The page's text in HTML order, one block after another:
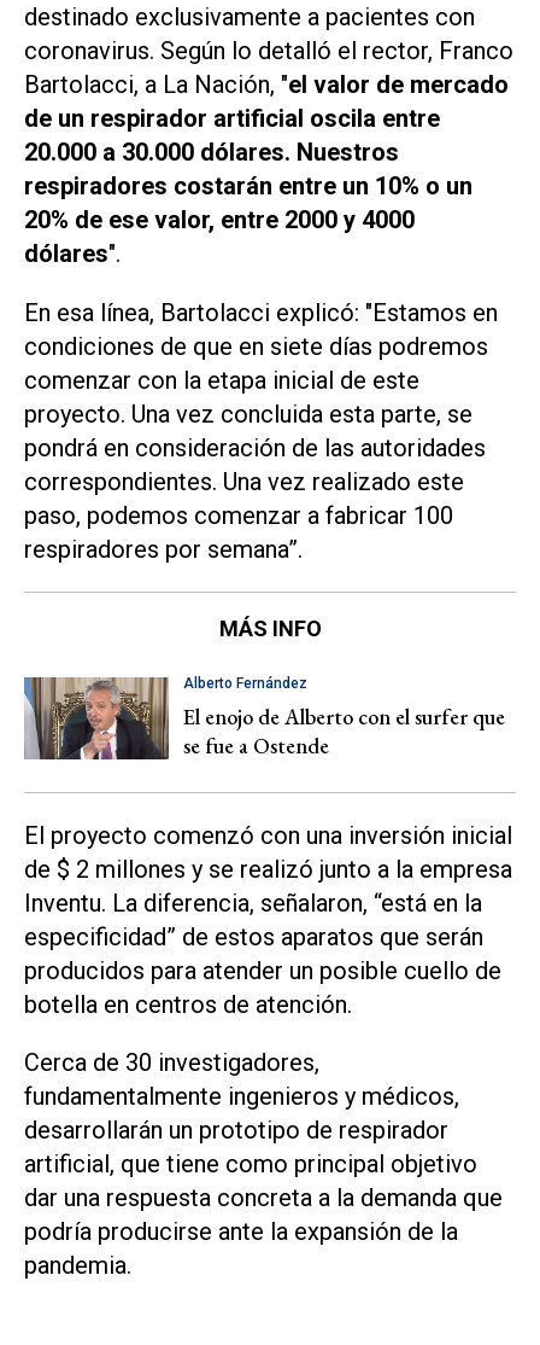
destinado exclusivamente a pacientes con
coronavirus. Según lo detalló el rector, Franco
Bartolacci, a La Nación, "el valor de mercado
de un respirador artificial oscila entre
20.000 a 30.000 dólares. Nuestros
respiradores costarán entre un 10% o un
20% de ese valor, entre 2000 y 4000
dólares".
En esa línea, Bartolacci explicó: "Estamos en
condiciones de que en siete días podremos
comenzar con la etapa inicial de este
proyecto. Una vez concluida esta parte, se
pondrá en consideración de las autoridades
correspondientes. Una vez realizado este
paso, podemos comenzar a fabricar 100
respiradores por semana”.
MÁS INFO
Alberto Fernández
El enojo de Alberto con el surfer que
se fue a Ostende
El proyecto comenzó con una inversión inicial
de $ 2 millones y se realizó junto a la empresa
Inventu. La diferencia, señalaron, “está en la
especificidad” de estos aparatos que serán
producidos para atender un posible cuello de
botella en centros de atención.
Cerca de 30 investigadores,
fundamentalmente ingenieros y médicos,
desarrollarán un prototipo de respirador
artificial, que tiene como principal objetivo
dar una respuesta concreta a la demanda que
podría producirse ante la expansión de la
pandemia.